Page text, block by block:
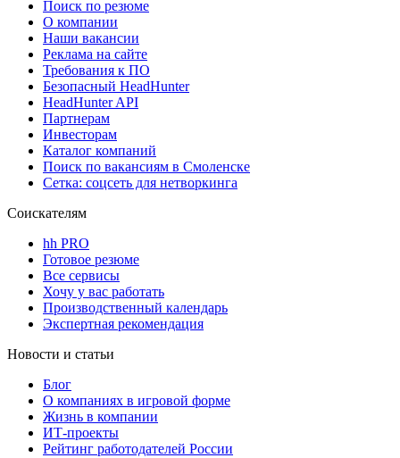
Поиск по резюме
О компании
Наши вакансии
Реклама на сайте
Требования к ПО
Безопасный HeadHunter
HeadHunter API
Партнерам
Инвесторам
Каталог компаний
Поиск по вакансиям в Смоленске
Сетка: соцсеть для нетворкинга
Соискателям
hh PRO
Готовое резюме
Все сервисы
Хочу у вас работать
Производственный календарь
Экспертная рекомендация
Новости и статьи
Блог
О компаниях в игровой форме
Жизнь в компании
ИТ-проекты
Рейтинг работодателей России